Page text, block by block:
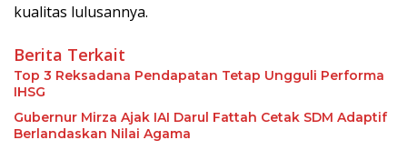
kualitas lulusannya.
Berita Terkait
Top 3 Reksadana Pendapatan Tetap Ungguli Performa
IHSG
Gubernur Mirza Ajak IAI Darul Fattah Cetak SDM Adaptif
Berlandaskan Nilai Agama